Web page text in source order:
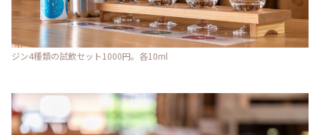
ジン4種類の試飲セット1000円。各10ml